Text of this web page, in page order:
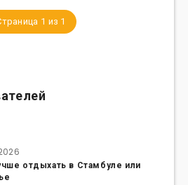
1 из 1
отдыхать в Стамбуле или